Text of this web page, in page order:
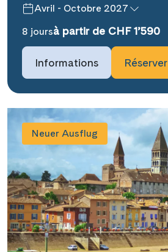
Avril - Octobre 2027
8 joursà partir de CHF 1’590
Informations Réserver
Neuer Ausflug